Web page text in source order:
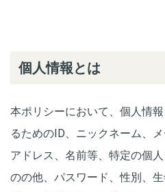
個人情報とは
本ポリシーにおいて、個人情
るためのID、ニックネーム、
アドレス、名前等、特定の個
のの他、パスワード、性別、